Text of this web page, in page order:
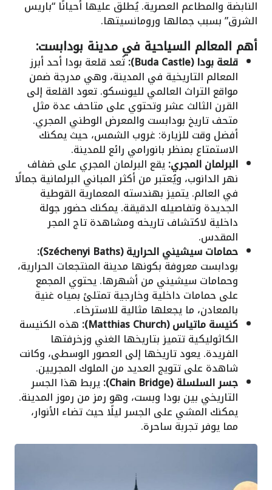
النابضة والمطاعم العصرية. يُطلق عليها أحيانًا “باريس
الشرق” بسبب جمالها ورومانسيتها.
أهم المعالم السياحية في مدينة بودابست:
قلعة بودا (Buda Castle): تُعد قلعة بودا أحد أبرز
المعالم التاريخية في المدينة، وهي مدرجة ضمن
مواقع التراث العالمي لليونسكو. تعود القلعة إلى
القرن الثالث عشر وتحتوي على متاحف عدة مثل
متحف تاريخ بودابست والمعرض الوطني المجري.
أفضل وقت للزيارة: غروب الشمس، حيث يمكنك
الاستمتاع بمنظر بانورامي رائع للمدينة.
البرلمان المجري:يقع البرلمان المجري على ضفاف
نهر الدانوب، ويُعتبر من أكثر المباني البرلمانية جمالًا
في العالم. يتميز بهندسته المعمارية القوطية
الجديدة وتفاصيله الدقيقة. يمكنك حضور جولة
داخلية لاكتشاف تاريخه ومشاهدة تاج المجر
المقدس.
حمامات سيشيني الحرارية (Széchenyi Baths):
بودابست معروفة بكونها مدينة المنتجعات الحرارية،
وحمامات سيشيني من أشهرها. يحتوي المجمع
على حمامات داخلية وخارجية تمتلئ بمياه غنية
بالمعادن، ما يجعلها مثالية للاسترخاء.
كنيسة ماتياس (Matthias Church): هذه الكنيسة
الكاثوليكية تتميز بتاريخها الغني وزخرفتها
الفريدة. يعود تاريخها إلى العصور الوسطى، وكانت
شاهدة على تتويج العديد من الملوك المجريين.
جسر السلسلة (Chain Bridge): يربط هذا الجسر
التاريخي بين بودا وبست، وهو رمز من رموز المدينة.
يمكنك المشي على الجسر ليلًا حيث تضاء الأنوار،
مما يوفر تجربة ساحرة.